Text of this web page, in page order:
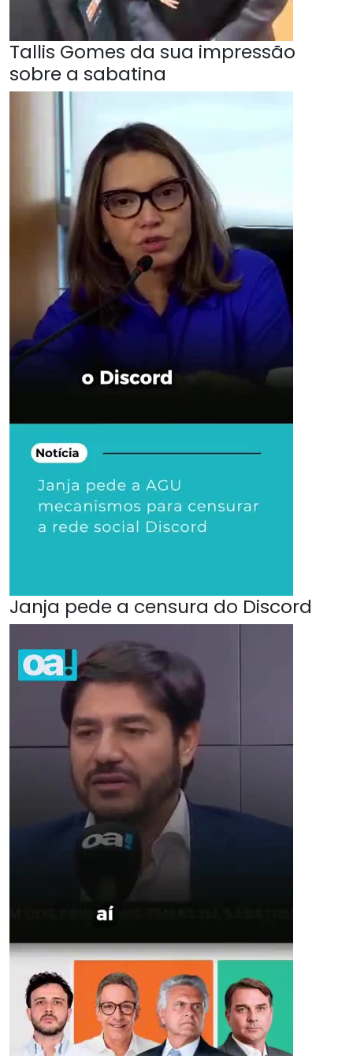
Tallis Gomes da sua impressão
sobre a sabatina
Janja pede a censura do Discord